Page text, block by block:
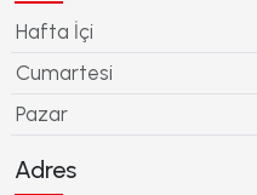
Hafta İçi
Cumartesi
Pazar
Adres